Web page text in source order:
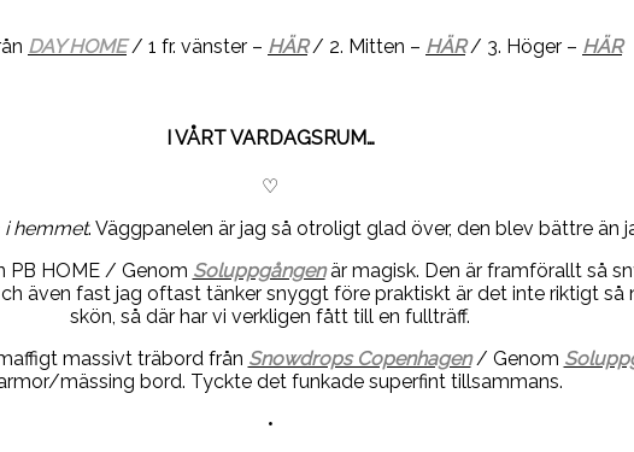
DAY HOME/ 1 fr. vänster – HÄR/ 2. Mitten – HÄR/ 3. Höger – HÄR
I VÅRT VARDAGSRUM…
♡
hemmet. Väggpanelen är jag så otroligt glad över, den blev bättre än
PB HOME / Genom Soluppgångenär magisk. Den är framförallt så
även fast jag oftast tänker snyggt före praktiskt är det inte riktigt
skön, så där har vi verkligen fått till en fullträff.
massivt träbord från Snowdrops Copenhagen/ Genom
mässing bord. Tyckte det funkade superfint tillsammans.
•